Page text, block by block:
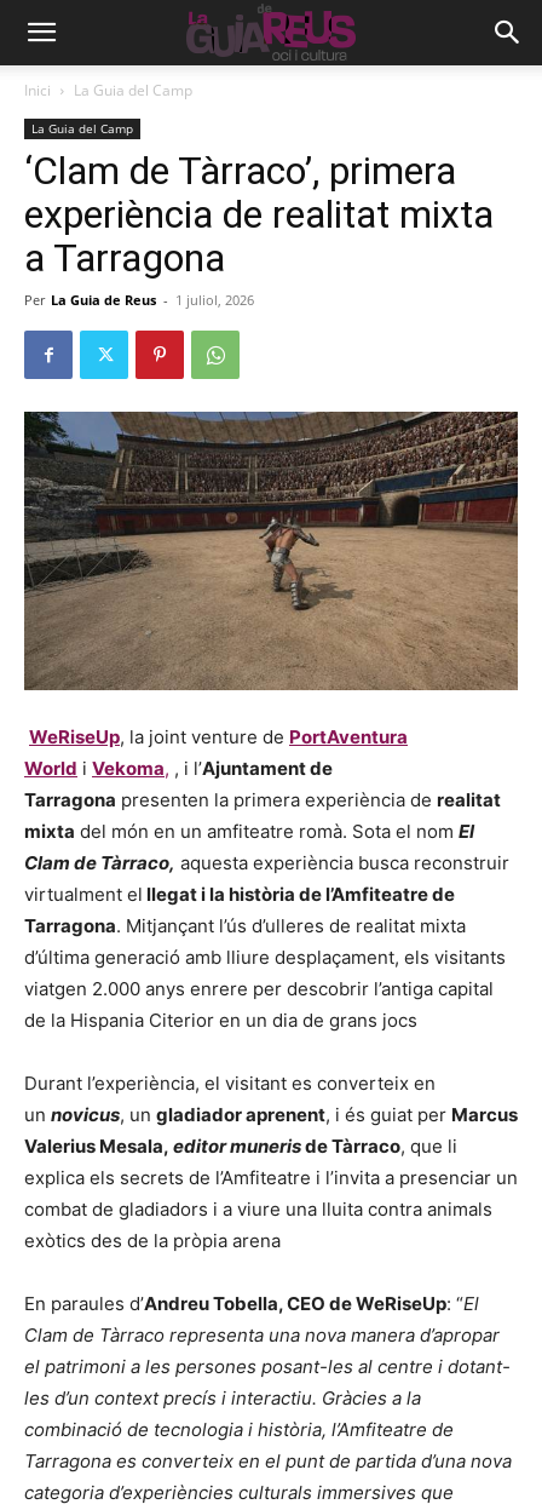
Inici La Guia del Camp
La Guia del Camp
‘Clam de Tàrraco’, primera
experiència de realitat mixta
a Tarragona
Per La Guia de Reus - 1 juliol, 2026
WeRiseUp, la joint venture de PortAventura
World i Vekoma, , i l’Ajuntament de
Tarragona presenten la primera experiència de realitat
mixta del món en un amfiteatre romà. Sota el nom El
Clam de Tàrraco, aquesta experiència busca reconstruir
virtualment el llegat i la història de l’Amfiteatre de
Tarragona. Mitjançant l’ús d’ulleres de realitat mixta
d’última generació amb lliure desplaçament, els visitants
viatgen 2.000 anys enrere per descobrir l’antiga capital
de la Hispania Citerior en un dia de grans jocs
Durant l’experiència, el visitant es converteix en
un novicus, un gladiador aprenent, i és guiat per Marcus
Valerius Mesala, editor munerisde Tàrraco, que li
explica els secrets de l’Amfiteatre i l’invita a presenciar un
combat de gladiadors i a viure una lluita contra animals
exòtics des de la pròpia arena
En paraules d’Andreu Tobella, CEO de WeRiseUp: “El
Clam de Tàrraco representa una nova manera d’apropar
el patrimoni a les persones posant-les al centre i dotant-
les d’un context precís i interactiu. Gràcies a la
combinació de tecnologia i història, l’Amfiteatre de
Tarragona es converteix en el punt de partida d’una nova
categoria d’experiències culturals immersives que